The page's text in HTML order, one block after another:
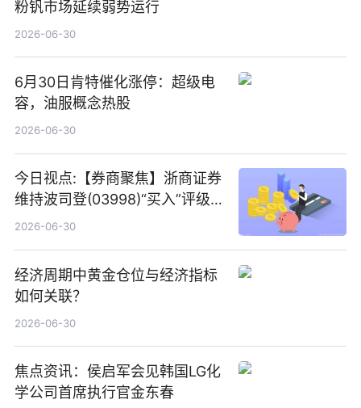
粉钒市场延续弱势运行
2026-06-30
6月30日肯特催化涨停：超级电
容，油服概念热股
2026-06-30
今日视点:【券商聚焦】浙商证券
维持波司登(03998)“买入”评级
指其业绩高质量稳增长
2026-06-30
经济周期中黄金仓位与经济指标
如何关联？
2026-06-30
焦点资讯：侯启军会见韩国LG化
学公司首席执行官金东春